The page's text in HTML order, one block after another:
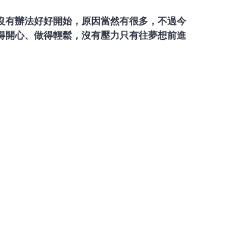
辦法好好開始，原因當然有很多，不過今
心、做得輕鬆，沒有壓力只有往夢想前進